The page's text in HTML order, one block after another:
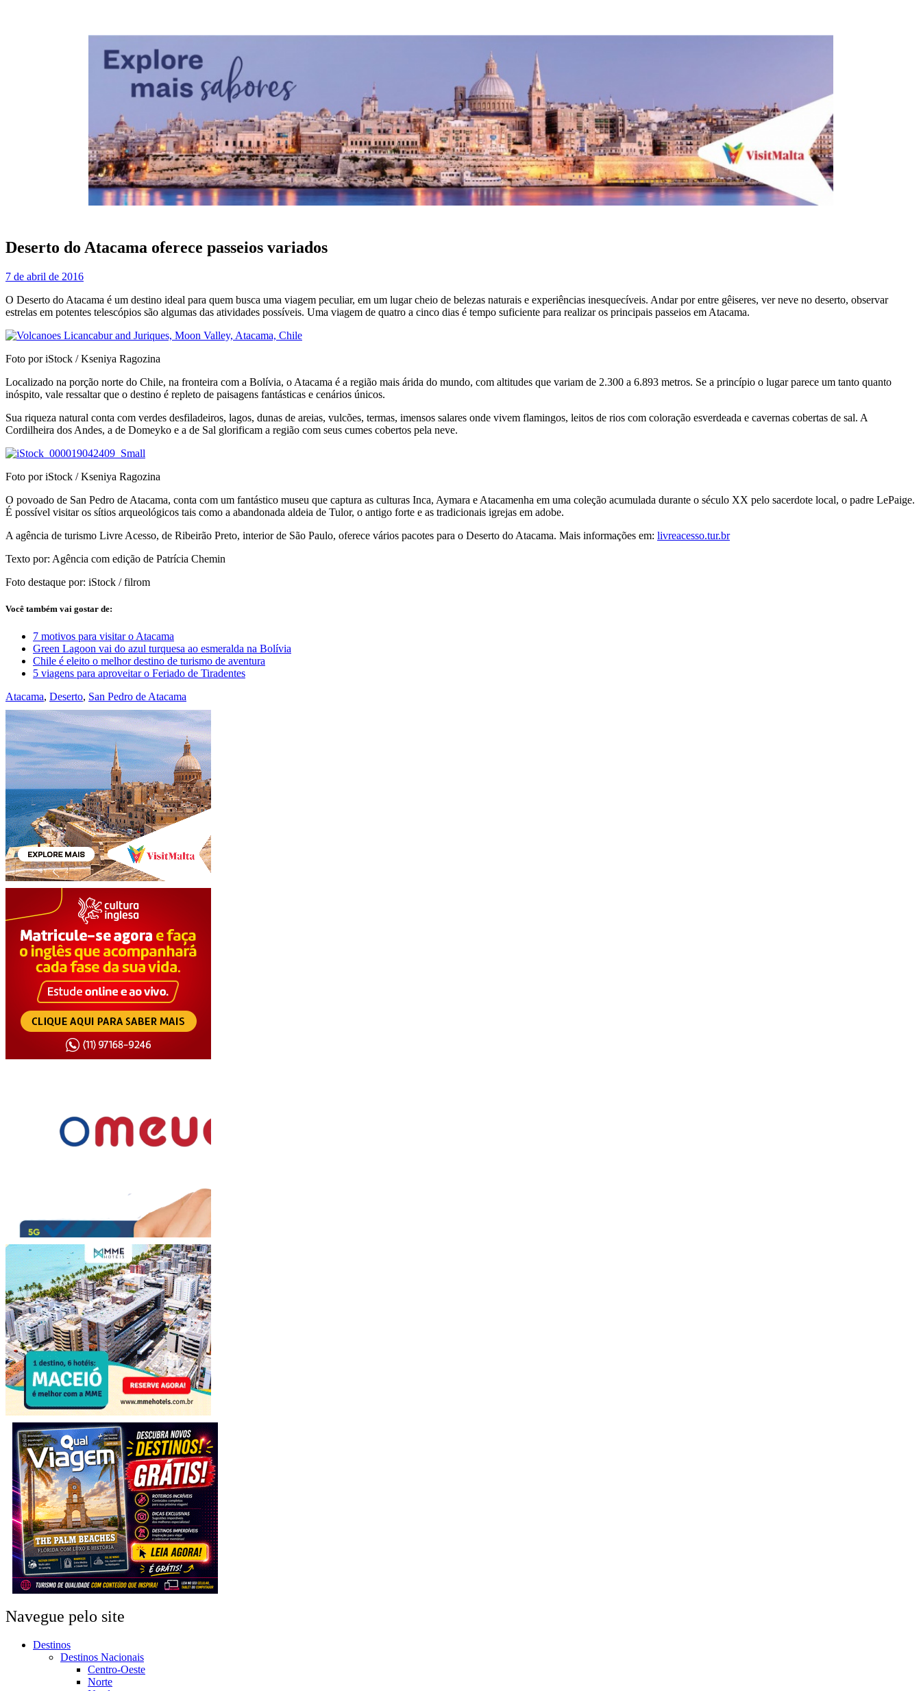
Deserto do Atacama oferece passeios variados
7 de abril de 2016
O Deserto do Atacama é um destino ideal para quem busca uma viagem peculiar, em um lugar cheio de belezas naturais e experiências inesquecíveis. Andar por entre gêiseres, ver neve no deserto, observar
estrelas em potentes telescópios são algumas das atividades possíveis. Uma viagem de quatro a cinco dias é tempo suficiente para realizar os principais passeios em Atacama.
Foto por iStock / Kseniya Ragozina
Localizado na porção norte do Chile, na fronteira com a Bolívia, o Atacama é a região mais árida do mundo, com altitudes que variam de 2.300 a 6.893 metros. Se a princípio o lugar parece um tanto quanto
inóspito, vale ressaltar que o destino é repleto de paisagens fantásticas e cenários únicos.
Sua riqueza natural conta com verdes desfiladeiros, lagos, dunas de areias, vulcões, termas, imensos salares onde vivem flamingos, leitos de rios com coloração esverdeada e cavernas cobertas de sal. A
Cordilheira dos Andes, a de Domeyko e a de Sal glorificam a região com seus cumes cobertos pela neve.
Foto por iStock / Kseniya Ragozina
O povoado de San Pedro de Atacama, conta com um fantástico museu que captura as culturas Inca, Aymara e Atacamenha em uma coleção acumulada durante o século XX pelo sacerdote local, o padre LePaige.
É possível visitar os sítios arqueológicos tais como a abandonada aldeia de Tulor, o antigo forte e as tradicionais igrejas em adobe.
A agência de turismo Livre Acesso, de Ribeirão Preto, interior de São Paulo, oferece vários pacotes para o Deserto do Atacama. Mais informações em: livreacesso.tur.br
Texto por: Agência com edição de Patrícia Chemin
Foto destaque por: iStock / filrom
Você também vai gostar de:
7 motivos para visitar o Atacama
Green Lagoon vai do azul turquesa ao esmeralda na Bolívia
Chile é eleito o melhor destino de turismo de aventura
5 viagens para aproveitar o Feriado de Tiradentes
Atacama, Deserto, San Pedro de Atacama
Navegue pelo site
Destinos
Destinos Nacionais
Centro-Oeste
Norte